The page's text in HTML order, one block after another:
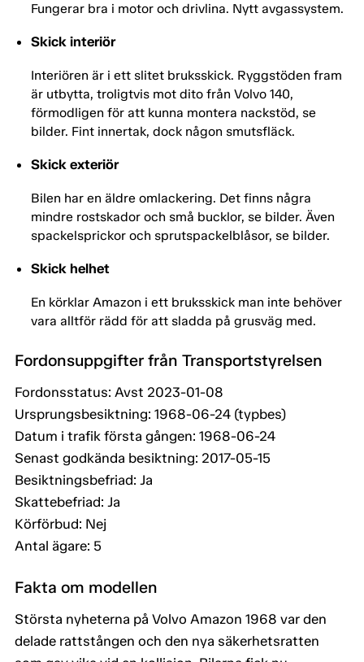
Fungerar bra i motor och drivlina. Nytt avgassystem.
Skick interiör
Interiören är i ett slitet bruksskick. Ryggstöden fram
är utbytta, troligtvis mot dito från Volvo 140,
förmodligen för att kunna montera nackstöd, se
bilder. Fint innertak, dock någon smutsfläck.
Skick exteriör
Bilen har en äldre omlackering. Det finns några
mindre rostskador och små bucklor, se bilder. Även
spackelsprickor och sprutspackelblåsor, se bilder.
Skick helhet
En körklar Amazon i ett bruksskick man inte behöver
vara alltför rädd för att sladda på grusväg med.
Fordonsuppgifter från Transportstyrelsen
Fordonsstatus: Avst 2023-01-08
Ursprungsbesiktning: 1968-06-24 (typbes)
Datum i trafik första gången: 1968-06-24
Senast godkända besiktning: 2017-05-15
Besiktningsbefriad: Ja
Skattebefriad: Ja
Körförbud: Nej
Antal ägare: 5
Fakta om modellen
Största nyheterna på Volvo Amazon 1968 var den
delade rattstången och den nya säkerhetsratten